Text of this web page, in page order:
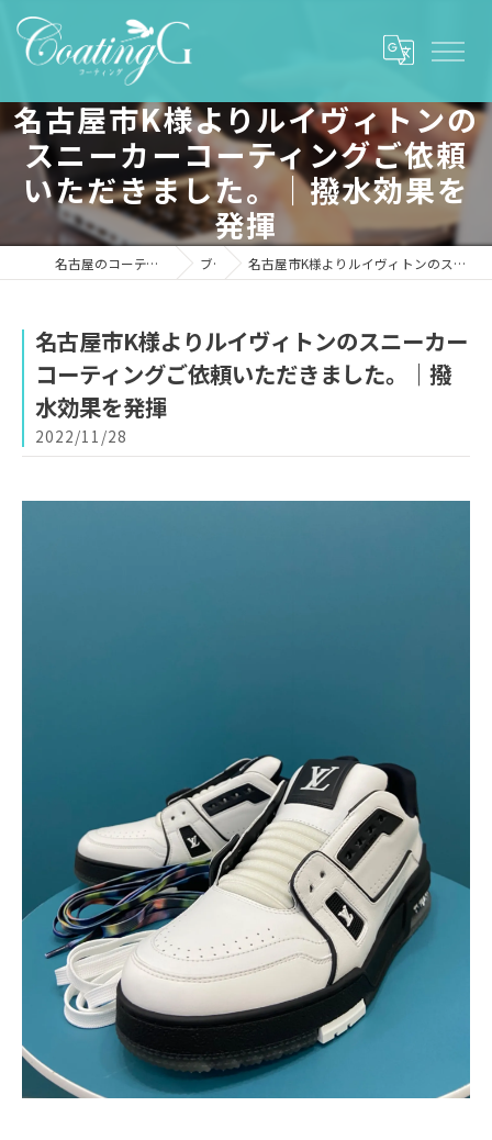
名古屋市K様よりルイヴィトンの
スニーカーコーティングご依頼
いただきました。｜撥水効果を
発揮
名古屋のコーティング「株式会社コーティングG」 ブログ 名古屋市K様よりルイヴィトンのスニーカーコーティングご依頼いただきました。｜撥水効果を発揮
名古屋市K様よりルイヴィトンのスニーカー
コーティングご依頼いただきました。｜撥
水効果を発揮
2022/11/28